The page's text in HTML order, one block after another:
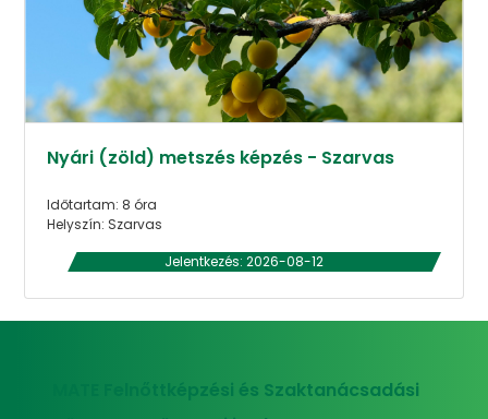
Nyári (zöld) metszés képzés - Szarvas
Időtartam: 8 óra
Helyszín: Szarvas
Jelentkezés: 2026-08-12
MATE Felnőttképzési és Szaktanácsadási